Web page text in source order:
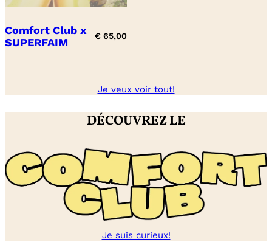
Comfort Club x
SUPERFAIM
€ 65,00
Je veux voir tout!
DÉCOUVREZ LE
Je suis curieux!